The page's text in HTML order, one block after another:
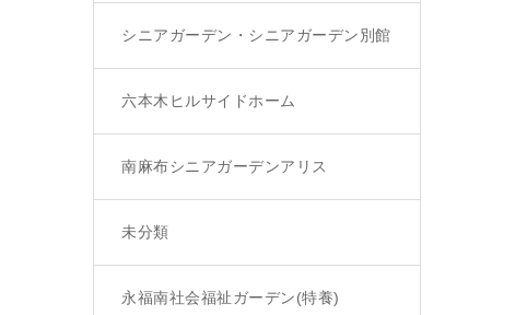
シニアガーデン・シニアガーデン別館
六本木ヒルサイドホーム
南麻布シニアガーデンアリス
未分類
永福南社会福祉ガーデン(特養)